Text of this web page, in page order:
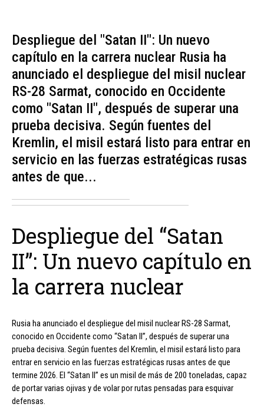
Despliegue del "Satan II": Un nuevo
capítulo en la carrera nuclear Rusia ha
anunciado el despliegue del misil nuclear
RS-28 Sarmat, conocido en Occidente
como "Satan II", después de superar una
prueba decisiva. Según fuentes del
Kremlin, el misil estará listo para entrar en
servicio en las fuerzas estratégicas rusas
antes de que...
Despliegue del “Satan
II”: Un nuevo capítulo en
la carrera nuclear
Rusia ha anunciado el despliegue del misil nuclear RS-28 Sarmat,
conocido en Occidente como “Satan II”, después de superar una
prueba decisiva. Según fuentes del Kremlin, el misil estará listo para
entrar en servicio en las fuerzas estratégicas rusas antes de que
termine 2026. El “Satan II” es un misil de más de 200 toneladas, capaz
de portar varias ojivas y de volar por rutas pensadas para esquivar
defensas.